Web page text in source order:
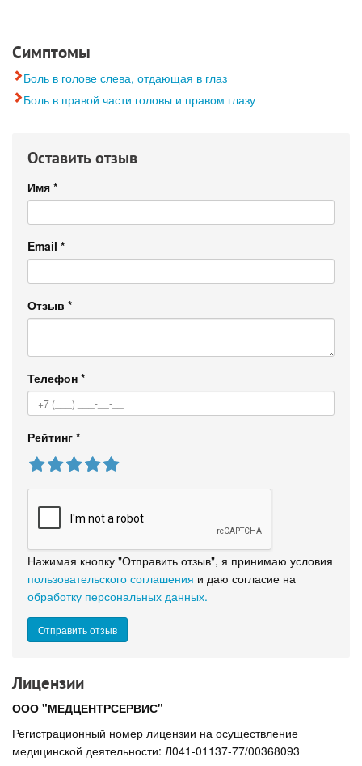
Симптомы
Боль в голове слева, отдающая в глаз
Боль в правой части головы и правом глазу
Оставить отзыв
Имя *
Email *
Отзыв *
Телефон *
Рейтинг *
Нажимая кнопку "Отправить отзыв", я принимаю условия
пользовательского соглашения и даю согласие на
обработку персональных данных.
Лицензии
ООО "МЕДЦЕНТРСЕРВИС"
Регистрационный номер лицензии на осуществление
медицинской деятельности: Л041-01137-77/00368093